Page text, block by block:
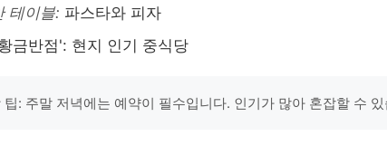
테이블: 파스타와 피자
금반점': 현지 인기 중식당
팁: 주말 저녁에는 예약이 필수입니다. 인기가 많아 혼잡할 수